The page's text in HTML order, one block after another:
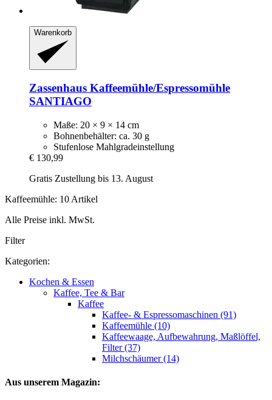
Warenkorb
Zassenhaus Kaffeemühle/Espressomühle
SANTIAGO
Maße: 20 × 9 × 14 cm
Bohnenbehälter: ca. 30 g
Stufenlose Mahlgradeinstellung
€ 130,99
Gratis Zustellung bis 13. August
Kaffeemühle: 10 Artikel
Alle Preise inkl. MwSt.
Filter
Kategorien:
Kochen & Essen
Kaffee, Tee & Bar
Kaffee
Kaffee- & Espressomaschinen (91)
Kaffeemühle (10)
Kaffeewaage, Aufbewahrung, Maßlöffel,
Filter (37)
Milchschäumer (14)
Aus unserem Magazin: